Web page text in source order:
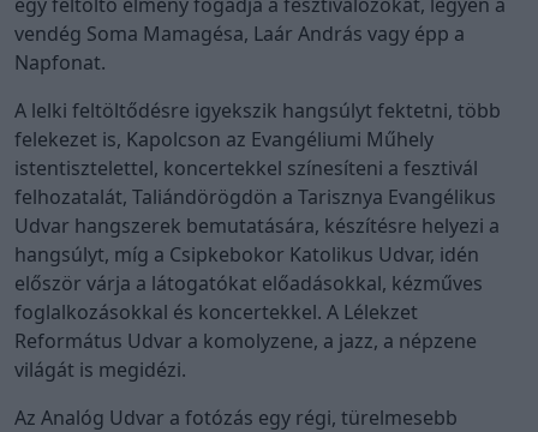
vendég Soma Mamagésa, Laár András vagy épp a
Napfonat.
A lelki feltöltődésre igyekszik hangsúlyt fektetni, több
felekezet is, Kapolcson az Evangéliumi Műhely
istentisztelettel, koncertekkel színesíteni a fesztivál
felhozatalát, Taliándörögdön a Tarisznya Evangélikus
Udvar hangszerek bemutatására, készítésre helyezi a
hangsúlyt, míg a Csipkebokor Katolikus Udvar, idén
először várja a látogatókat előadásokkal, kézműves
foglalkozásokkal és koncertekkel. A Lélekzet
Református Udvar a komolyzene, a jazz, a népzene
világát is megidézi.
Az Analóg Udvar a fotózás egy régi, türelmesebb